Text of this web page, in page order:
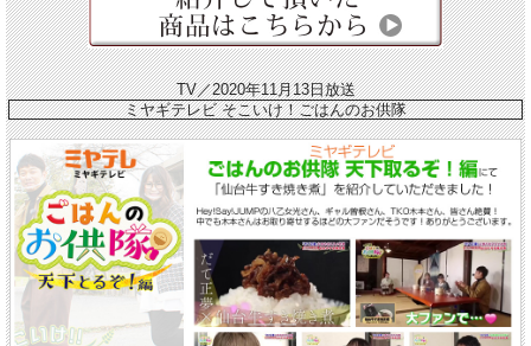
TV／2020年11月13日放送
ミヤギテレビ そこいけ！ごはんのお供隊